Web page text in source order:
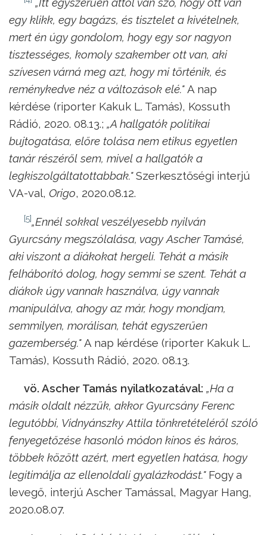
egy klikk, egy bagázs, és tisztelet a kivételnek,
mert én úgy gondolom, hogy egy sor nagyon
tisztességes, komoly szakember ott van, aki
szívesen várná meg azt, hogy mi történik, és
reménykedve néz a változások elé."A nap
kérdése (riporter Kakuk L. Tamás), Kossuth
Rádió, 2020. 08.13.; „A hallgatók politikai
bujtogatása, előre tolása nem etikus egyetlen
tanár részéről sem, mivel a hallgatók a
legkiszolgáltatottabbak."Szerkesztőségi interjú
VA-val, Origo, 2020.08.12.
[5]„Ennél sokkal veszélyesebb nyilván
Gyurcsány megszólalása, vagy Ascher Tamásé,
aki viszont a diákokat hergeli. Tehát a másik
felháborító dolog, hogy semmi se szent. Tehát a
diákok úgy vannak használva, úgy vannak
manipulálva, ahogy az már, hogy mondjam,
semmilyen, morálisan, tehát egyszerűen
gazemberség."A nap kérdése (riporter Kakuk L.
Tamás), Kossuth Rádió, 2020. 08.13.
vö. Ascher Tamás nyilatkozatával: „Ha a
másik oldalt nézzük, akkor Gyurcsány Ferenc
legutóbbi, Vidnyánszky Attila tönkretételéről szóló
fenyegetőzése hasonló módon kínos és káros,
többek között azért, mert egyetlen hatása, hogy
legitimálja az ellenoldali gyalázkodást."Fogy a
levegő, interjú Ascher Tamással, Magyar Hang,
2020.08.07.